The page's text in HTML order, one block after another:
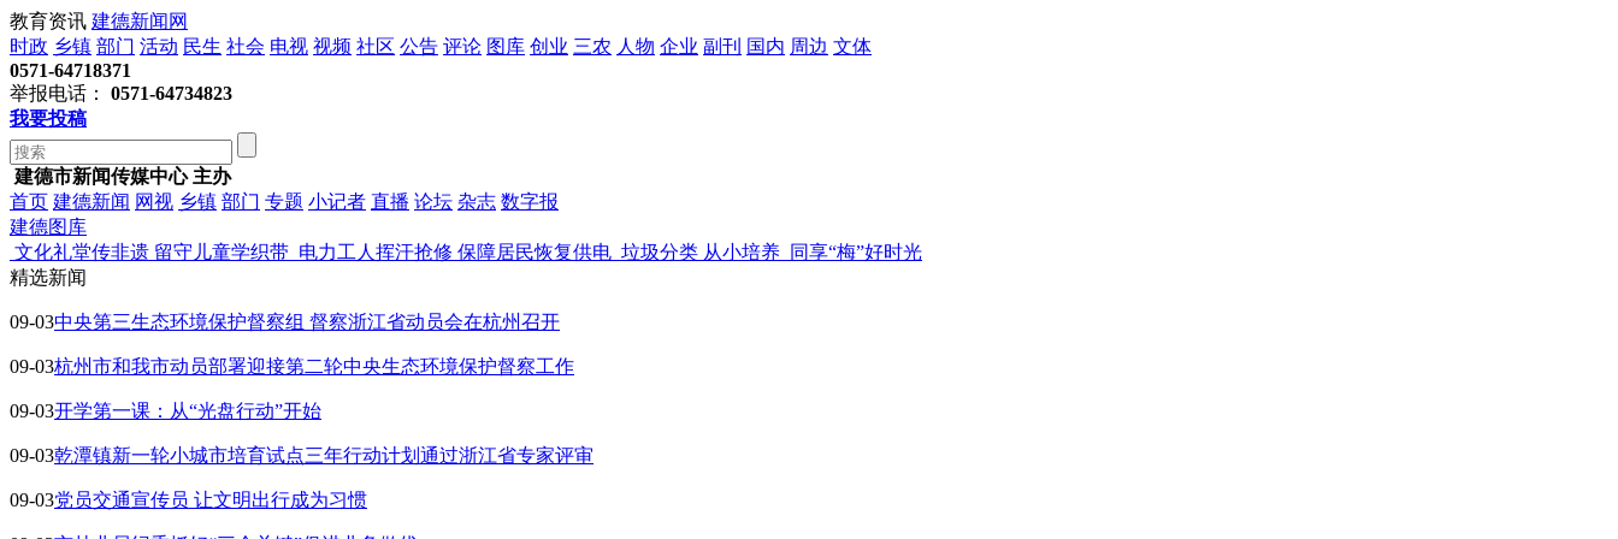
教育资讯 建德新闻网
时政 乡镇 部门 活动 民生 社会 电视 视频 社区 公告 评论 图库 创业 三农 人物 企业 副刊 国内 周边 文体
0571-64718371
举报电话：
0571-64734823
我要投稿
建德市新闻传媒中心 主办
首页 建德新闻 网视 乡镇 部门 专题 小记者 直播 论坛 杂志 数字报
建德图库
文化礼堂传非遗 留守儿童学织带 电力工人挥汗抢修 保障居民恢复供电 垃圾分类 从小培养 同享“梅”好时光
精选新闻
09-03中央第三生态环境保护督察组 督察浙江省动员会在杭州召开
09-03杭州市和我市动员部署迎接第二轮中央生态环境保护督察工作
09-03开学第一课：从“光盘行动”开始
09-03乾潭镇新一轮小城市培育试点三年行动计划通过浙江省专家评审
09-03党员交通宣传员 让文明出行成为习惯